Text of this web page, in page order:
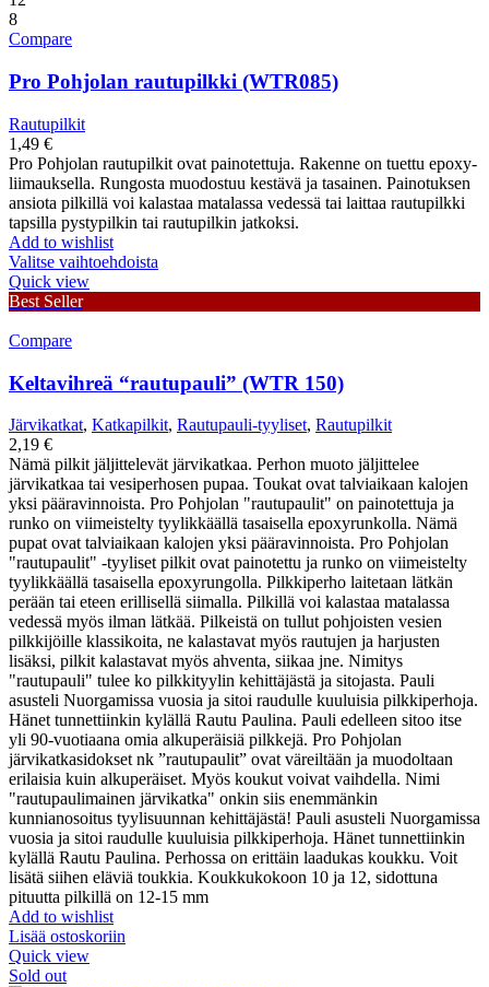
8
Compare
Pro Pohjolan rautupilkki (WTR085)
Rautupilkit
1,49 €
Pro Pohjolan rautupilkit ovat painotettuja. Rakenne on tuettu epoxy-
liimauksella. Rungosta muodostuu kestävä ja tasainen. Painotuksen
ansiota pilkillä voi kalastaa matalassa vedessä tai laittaa rautupilkki
tapsilla pystypilkin tai rautupilkin jatkoksi.
Add to wishlist
Valitse vaihtoehdoista
Quick view
Best Seller
Compare
Keltavihreä “rautupauli” (WTR 150)
Järvikatkat, Katkapilkit, Rautupauli-tyyliset, Rautupilkit
2,19 €
Nämä pilkit jäljittelevät järvikatkaa. Perhon muoto jäljittelee
järvikatkaa tai vesiperhosen pupaa. Toukat ovat talviaikaan kalojen
yksi pääravinnoista. Pro Pohjolan "rautupaulit" on painotettuja ja
runko on viimeistelty tyylikkäällä tasaisella epoxyrunkolla. Nämä
pupat ovat talviaikaan kalojen yksi pääravinnoista. Pro Pohjolan
"rautupaulit" -tyyliset pilkit ovat painotettu ja runko on viimeistelty
tyylikkäällä tasaisella epoxyrungolla. Pilkkiperho laitetaan lätkän
perään tai eteen erillisellä siimalla. Pilkillä voi kalastaa matalassa
vedessä myös ilman lätkää. Pilkeistä on tullut pohjoisten vesien
pilkkijöille klassikoita, ne kalastavat myös rautujen ja harjusten
lisäksi, pilkit kalastavat myös ahventa, siikaa jne. Nimitys
"rautupauli" tulee ko pilkkityylin kehittäjästä ja sitojasta. Pauli
asusteli Nuorgamissa vuosia ja sitoi raudulle kuuluisia pilkkiperhoja.
Hänet tunnettiinkin kylällä Rautu Paulina. Pauli edelleen sitoo itse
yli 90-vuotiaana omia alkuperäisiä pilkkejä. Pro Pohjolan
järvikatkasidokset nk ”rautupaulit” ovat väreiltään ja muodoltaan
erilaisia kuin alkuperäiset. Myös koukut voivat vaihdella. Nimi
"rautupaulimainen järvikatka" onkin siis enemmänkin
kunnianosoitus tyylisuunnan kehittäjästä! Pauli asusteli Nuorgamissa
vuosia ja sitoi raudulle kuuluisia pilkkiperhoja. Hänet tunnettiinkin
kylällä Rautu Paulina. Perhossa on erittäin laadukas koukku. Voit
lisätä siihen eläviä toukkia. Koukkukokoon 10 ja 12, sidottuna
pituutta pilkillä on 12-15 mm
Add to wishlist
Lisää ostoskoriin
Quick view
Sold out